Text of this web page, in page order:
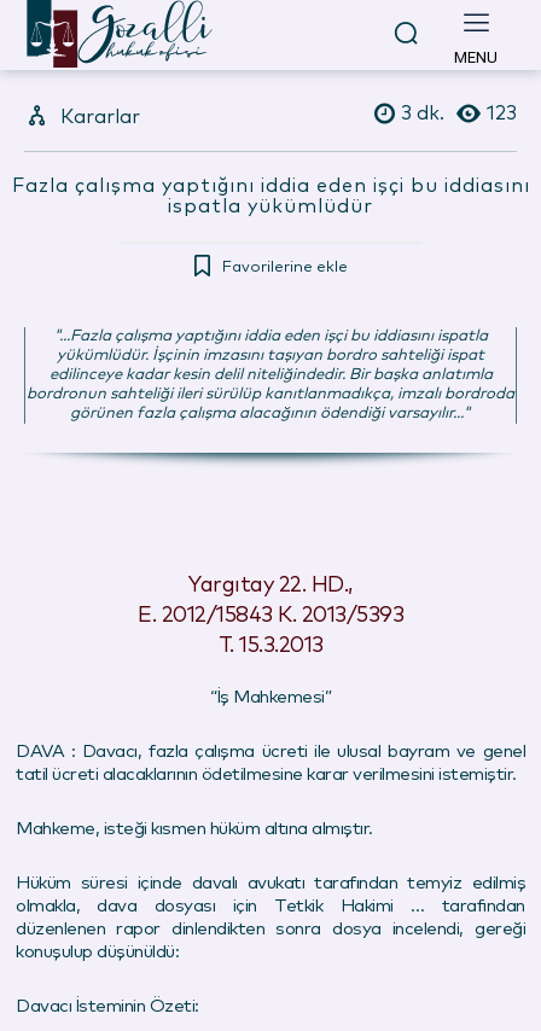
MENU
Kararlar 123
3 dk.
Fazla çalışma yaptığını iddia eden işçi bu iddiasını
ispatla yükümlüdür
Favorilerine ekle
"...Fazla çalışma yaptığını iddia eden işçi bu iddiasını ispatla
yükümlüdür. İşçinin imzasını taşıyan bordro sahteliği ispat
edilinceye kadar kesin delil niteliğindedir. Bir başka anlatımla
bordronun sahteliği ileri sürülüp kanıtlanmadıkça, imzalı bordroda
görünen fazla çalışma alacağının ödendiği varsayılır..."
Yargıtay 22. HD.,
E. 2012/15843 K. 2013/5393
T. 15.3.2013
“İş Mahkemesi”
DAVA : Davacı, fazla çalışma ücreti ile ulusal bayram ve genel
tatil ücreti alacaklarının ödetilmesine karar verilmesini istemiştir.
Mahkeme, isteği kısmen hüküm altına almıştır.
Hüküm süresi içinde davalı avukatı tarafından temyiz edilmiş
olmakla, dava dosyası için Tetkik Hakimi … tarafından
düzenlenen rapor dinlendikten sonra dosya incelendi, gereği
konuşulup düşünüldü:
Davacı İsteminin Özeti: